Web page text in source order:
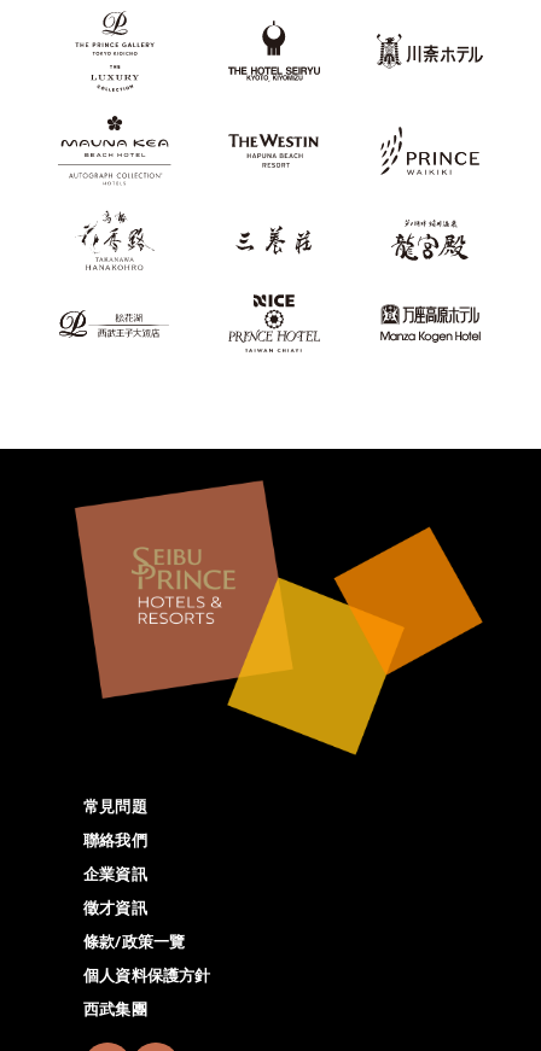
常見問題
聯絡我們
企業資訊
徵才資訊
條款/政策一覽
個人資料保護方針
西武集團